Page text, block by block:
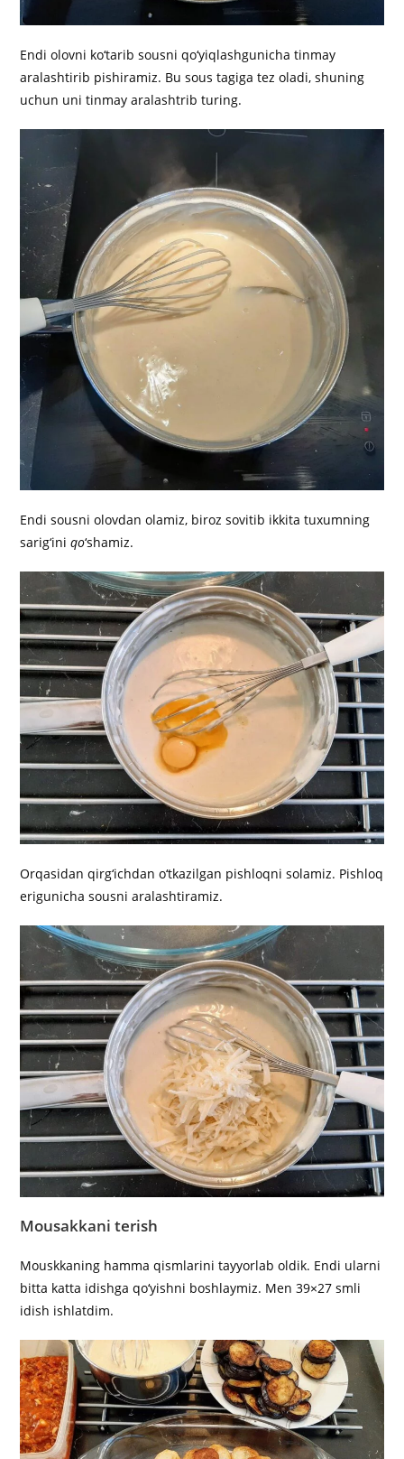
Endi olovni ko‘tarib sousni qo‘yiqlashgunicha tinmay
aralashtirib pishiramiz. Bu sous tagiga tez oladi, shuning
uchun uni tinmay aralashtrib turing.
Endi sousni olovdan olamiz, biroz sovitib ikkita tuxumning
sarig‘ini qo‘shamiz.
Orqasidan qirg‘ichdan o‘tkazilgan pishloqni solamiz. Pishloq
erigunicha sousni aralashtiramiz.
Mousakkani terish
Mouskkaning hamma qismlarini tayyorlab oldik. Endi ularni
bitta katta idishga qo‘yishni boshlaymiz. Men 39×27 smli
idish ishlatdim.